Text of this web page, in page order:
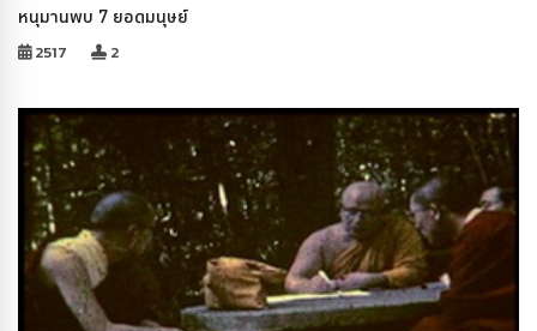
หนุมานพบ 7 ยอดมนุษย์
2517 2